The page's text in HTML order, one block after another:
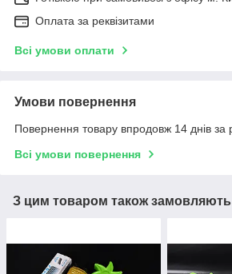
Оплата за реквізитами
Всі умови оплати
Умови повернення
Повернення товару впродовж 14 днів за
Всі умови повернення
З цим товаром також замовляють